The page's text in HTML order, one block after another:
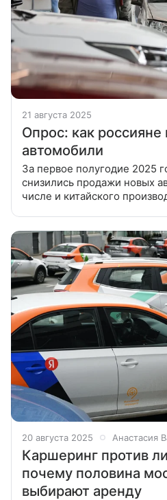
21 августа 2025
Опрос: как россияне
автомобили
За первое полугодие 2025
снизились продажи новых
числе и китайского
20 августа 2025 Анастасия
Каршеринг против
почему половина
выбирают аренду